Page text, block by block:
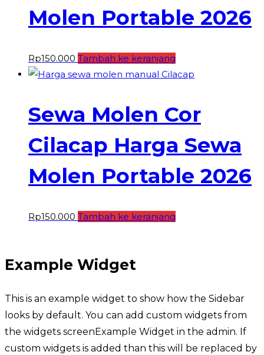
Molen Portable 2026
Rp150.000 Tambah ke keranjang
Sewa Molen Cor
Cilacap Harga Sewa
Molen Portable 2026
Rp150.000 Tambah ke keranjang
Example Widget
This is an example widget to show how the Sidebar
looks by default. You can add custom widgets from
the widgets screenExample Widget in the admin. If
custom widgets is added than this will be replaced by